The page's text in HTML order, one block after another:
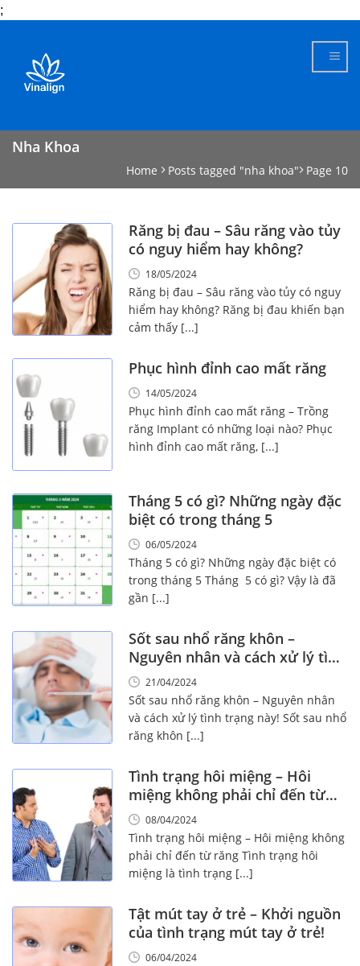
;
content
Nha Khoa
Home Posts tagged "nha khoa" Page 10
Răng bị đau – Sâu răng vào tủy
có nguy hiểm hay không?
18/05/2024
Răng bị đau – Sâu răng vào tủy có nguy
hiểm hay không? Răng bị đau khiến bạn
cảm thấy [...]
Phục hình đỉnh cao mất răng
14/05/2024
Phục hình đỉnh cao mất răng – Trồng
răng Implant có những loại nào? Phục
hình đỉnh cao mất răng, [...]
Tháng 5 có gì? Những ngày đặc
biệt có trong tháng 5
06/05/2024
Tháng 5 có gì? Những ngày đặc biệt có
trong tháng 5 Tháng 5 có gì? Vậy là đã
gần [...]
Sốt sau nhổ răng khôn –
Nguyên nhân và cách xử lý tình
trạng này!
21/04/2024
Sốt sau nhổ răng khôn – Nguyên nhân
và cách xử lý tình trạng này! Sốt sau nhổ
răng khôn [...]
Tình trạng hôi miệng – Hôi
miệng không phải chỉ đến từ
răng08/04/2024
Tình trạng hôi miệng – Hôi miệng không
phải chỉ đến từ răng Tình trạng hôi
miệng là tình trạng [...]
Tật mút tay ở trẻ – Khởi nguồn
của tình trạng mút tay ở trẻ!
06/04/2024